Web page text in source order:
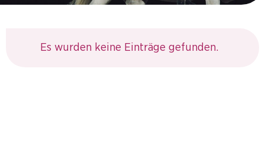
Es wurden keine Einträge gefunden.